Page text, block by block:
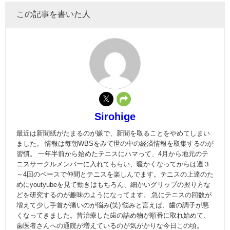
この記事を書いた人
Sirohige
最近は新聞紙がたまるのが嫌で、新聞を取ることをやめてしまい
ました。 情報は毎朝WBSをみて世の中の経済情報を取集するのが
習慣。 一年半前から始めたテニスにハマって、4月から地元のテ
ニスサークルメンバーに入れてもらい、暖かくなってからは週３
～4回のペースで仲間とテニスを楽しんでます。テニスの上達のた
めにyoutyubeを見て動きはもちろん、細かいグリップの握り方な
どを研究するのが趣味のようになってます。 急にテニスの回数が
増えて少し手首が痛いのが悩み(笑) 悩みと言えば、歯の調子が悪
くなってきました。昔治療した歯の詰め物が順番に取れ始めて、
歯医者さんへの通院が増えているのが気がかりな今日この頃。